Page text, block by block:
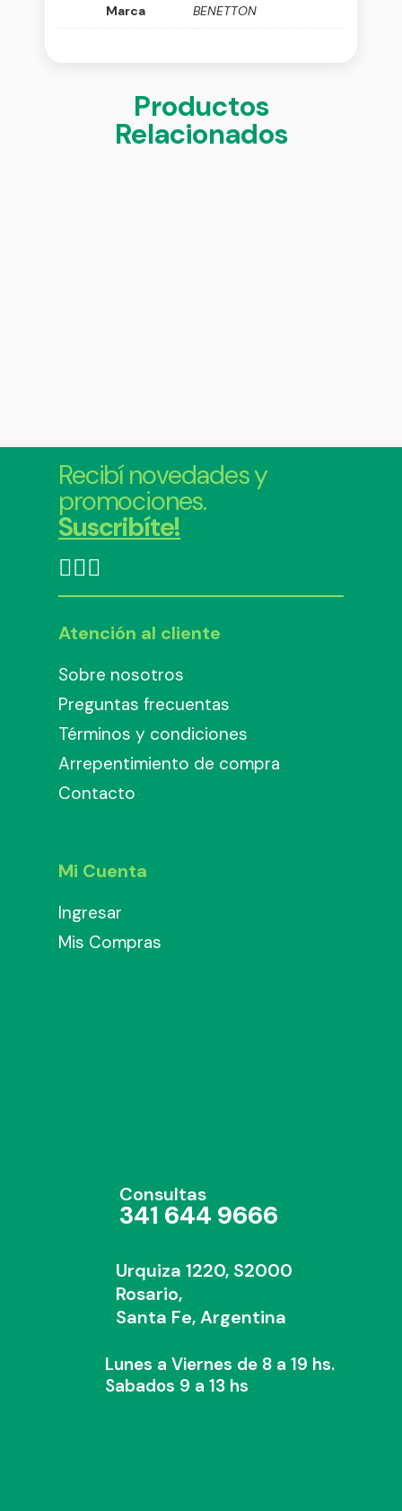
Marca BENETTON
Productos
Relacionados
Recibí novedades y
promociones.
Suscribíte!
Atención al cliente
Sobre nosotros
Preguntas frecuentas
Términos y condiciones
Arrepentimiento de compra
Contacto
Mi Cuenta
Ingresar
Mis Compras
Consultas
341 644 9666
Urquiza 1220, S2000
Rosario,
Santa Fe, Argentina
Lunes a Viernes de 8 a 19 hs.
Sabados 9 a 13 hs